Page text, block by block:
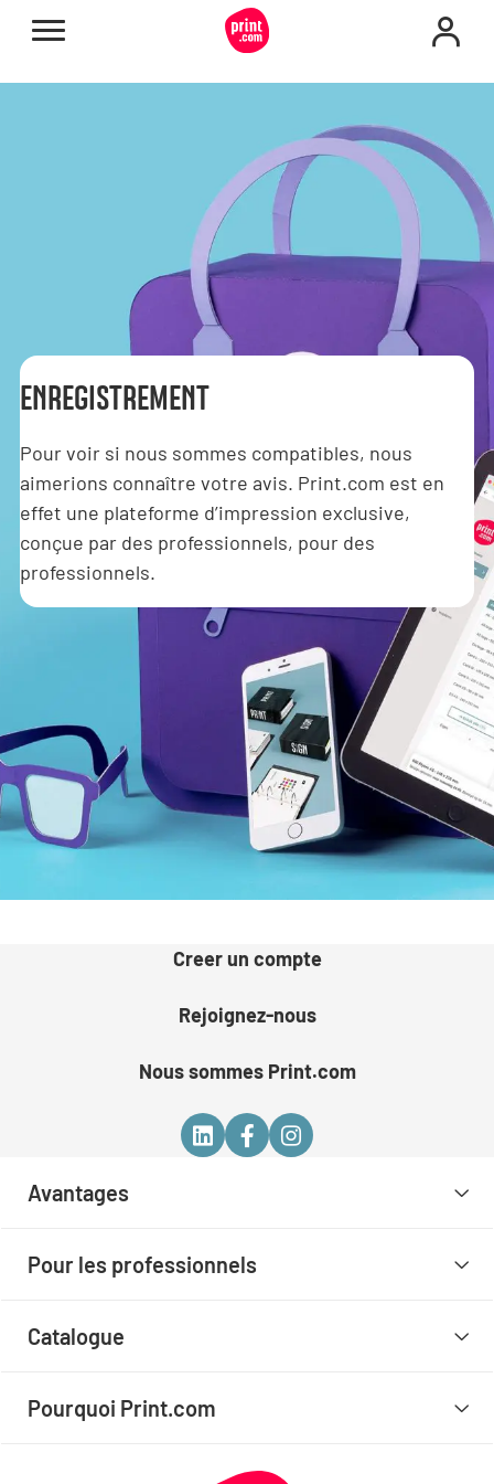
ENREGISTREMENT
Pour voir si nous sommes compatibles, nous
aimerions connaître votre avis. Print.com est en
effet une plateforme d’impression exclusive,
conçue par des professionnels, pour des
professionnels.
Creer un compte
Rejoignez-nous
Nous sommes Print.com
Avantages
Pour les professionnels
Catalogue
Pourquoi Print.com